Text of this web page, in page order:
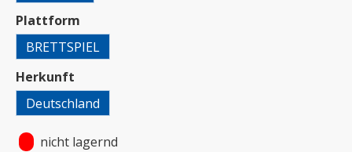
Plattform
BRETTSPIEL
Herkunft
Deutschland
nicht lagernd